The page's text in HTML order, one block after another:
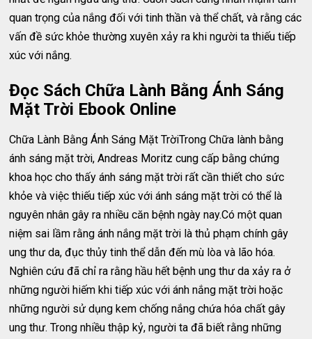
quan trọng của nắng đối với tinh thần và thể chất, và rằng các
vấn đề sức khỏe thường xuyên xảy ra khi người ta thiếu tiếp
xúc với nắng.
Đọc Sách Chữa Lành Bằng Ánh Sáng
Mặt Trời Ebook Online
Chữa Lành Bằng Ánh Sáng Mặt TrờiTrong Chữa lành bằng
ánh sáng mặt trời, Andreas Moritz cung cấp bằng chứng
khoa học cho thấy ánh sáng mặt trời rất cần thiết cho sức
khỏe và việc thiếu tiếp xúc với ánh sáng mặt trời có thể là
nguyên nhân gây ra nhiều căn bệnh ngày nay.Có một quan
niệm sai lầm rằng ánh nắng mặt trời là thủ phạm chính gây
ung thư da, đục thủy tinh thể dẫn đến mù lòa và lão hóa.
Nghiên cứu đã chỉ ra rằng hầu hết bệnh ung thư da xảy ra ở
những người hiếm khi tiếp xúc với ánh nắng mặt trời hoặc
những người sử dụng kem chống nắng chứa hóa chất gây
ung thư. Trong nhiều thập kỷ, người ta đã biết rằng những